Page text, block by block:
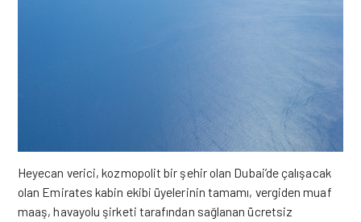
Heyecan verici, kozmopolit bir şehir olan Dubai’de çalışacak
olan Emirates kabin ekibi üyelerinin tamamı, vergiden muaf
maaş, havayolu şirketi tarafından sağlanan ücretsiz